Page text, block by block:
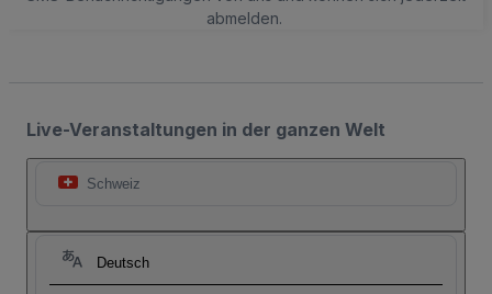
abmelden.
Live-Veranstaltungen in der ganzen Welt
Schweiz
Deutsch